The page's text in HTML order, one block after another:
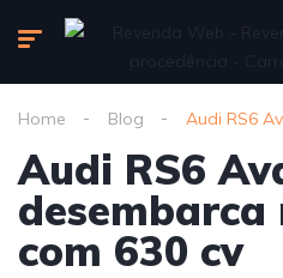
Home Blog Audi RS6
Audi RS6
desembarca
com 630 cv